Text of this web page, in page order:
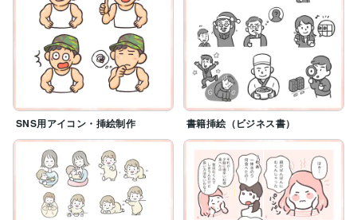
SNS用アイコン・挿絵制作 書籍挿絵（ビジネス書）